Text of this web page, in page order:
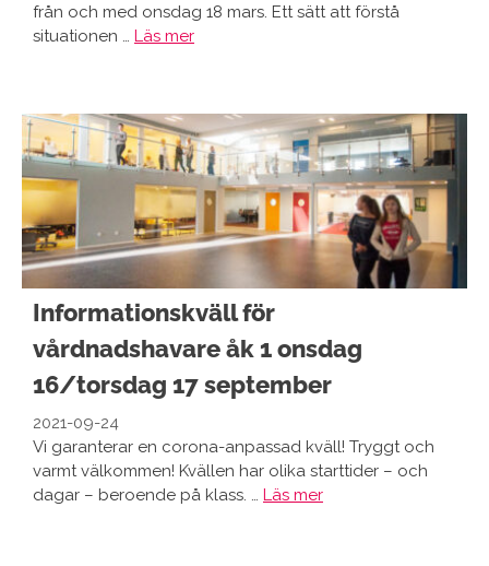
från och med onsdag 18 mars. Ett sätt att förstå
situationen … Läs mer
Informationskväll för
vårdnadshavare åk 1 onsdag
16/torsdag 17 september
2021-09-24
Vi garanterar en corona-anpassad kväll! Tryggt och
varmt välkommen! Kvällen har olika starttider – och
dagar – beroende på klass. … Läs mer